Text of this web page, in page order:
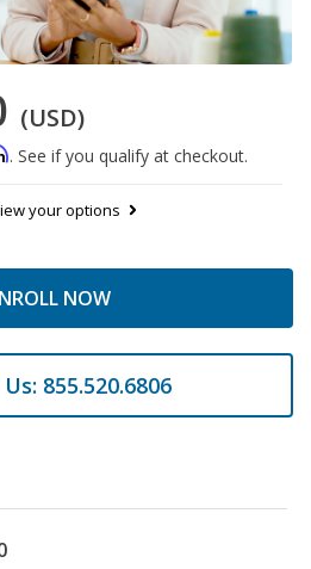
(USD)
. See if you qualify at checkout.
your options
NOW
855.520.6806